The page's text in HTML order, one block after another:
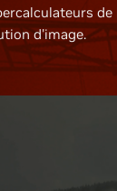
d'image.